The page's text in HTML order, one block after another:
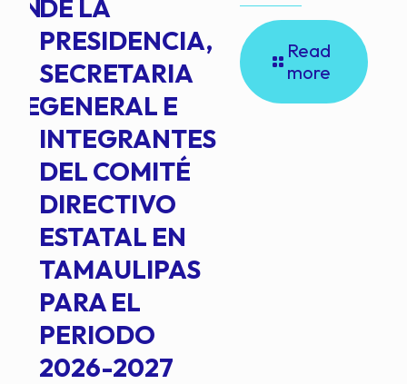
DE LA
PRESIDENCIA,
SECRETARIA
GENERAL E
INTEGRANTES
DEL COMITÉ
DIRECTIVO
ESTATAL EN
TAMAULIPAS
PARA EL
PERIODO
2026-2027
Read
more